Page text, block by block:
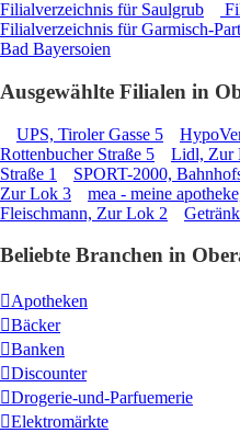
Filialverzeichnis für Saulgrub
Filialverzeichnis für Garmisch-
Bad Bayersoien
Ausgewählte Filialen in
UPS, Tiroler Gasse 5
Rottenbucher Straße 5
Lidl, Zur
Straße 1
SPORT-2000,
Zur Lok 3
mea - meine
Fleischmann, Zur Lok 2
Beliebte Branchen in
Apotheken
Bäcker
Banken
Discounter
Drogerie-und-Parfuemerie
Elektromärkte